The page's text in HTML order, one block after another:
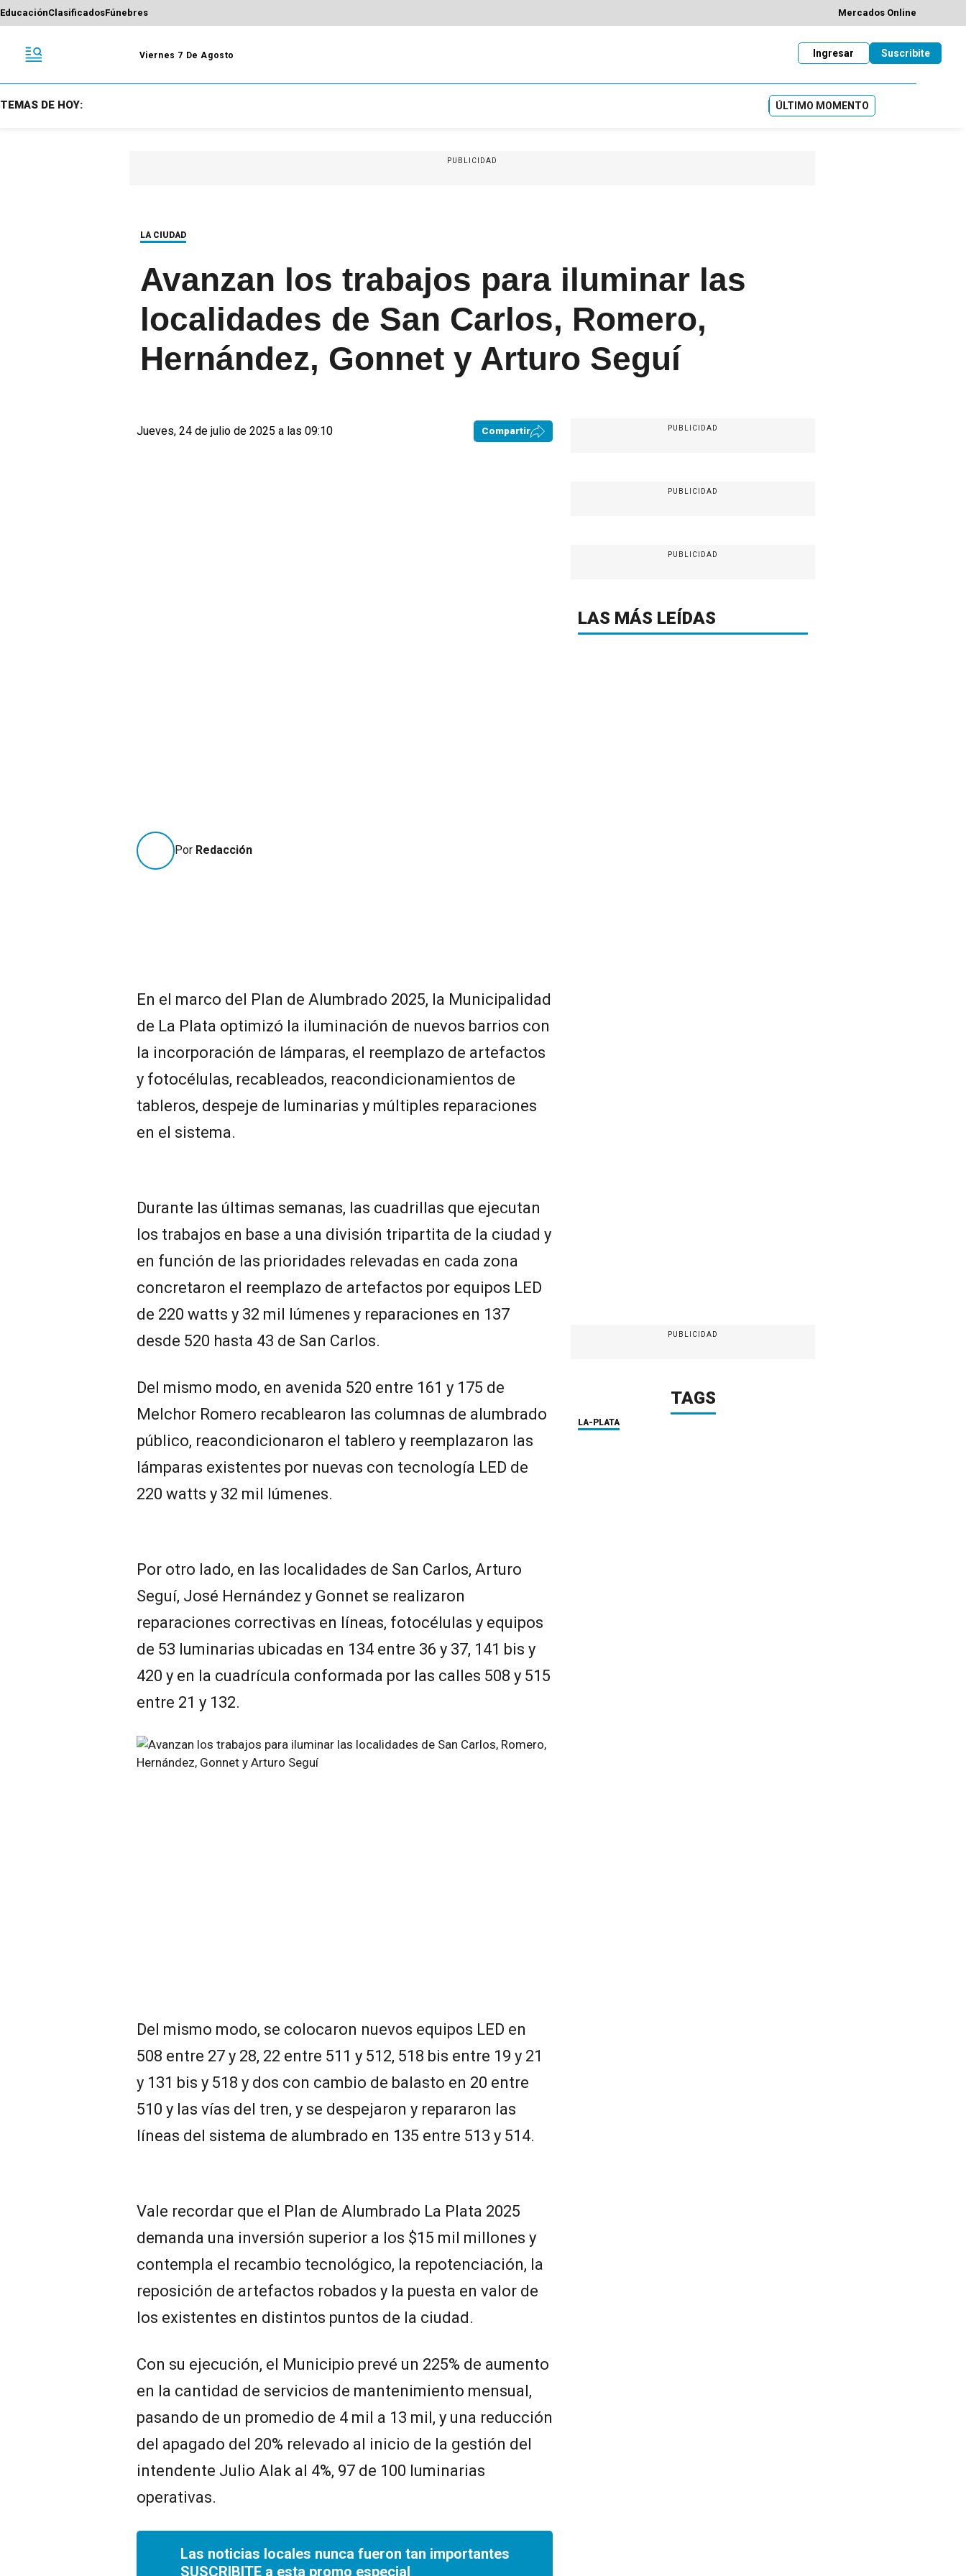
EducaciónClasificadosFúnebres Mercados Online
Viernes 7 De Agosto Suscribite
Ingresar
TEMAS DE HOY: ÚLTIMO MOMENTO
PUBLICIDAD
LA CIUDAD
Avanzan los trabajos para iluminar las
localidades de San Carlos, Romero,
Hernández, Gonnet y Arturo Seguí
Jueves, 24 de julio de 2025 a las 09:10 Compartir
Por Redacción
En el marco del Plan de Alumbrado 2025, la Municipalidad
de La Plata optimizó la iluminación de nuevos barrios con
la incorporación de lámparas, el reemplazo de artefactos
y fotocélulas, recableados, reacondicionamientos de
tableros, despeje de luminarias y múltiples reparaciones
en el sistema.
Durante las últimas semanas, las cuadrillas que ejecutan
los trabajos en base a una división tripartita de la ciudad y
en función de las prioridades relevadas en cada zona
concretaron el reemplazo de artefactos por equipos LED
de 220 watts y 32 mil lúmenes y reparaciones en 137
desde 520 hasta 43 de San Carlos.
Del mismo modo, en avenida 520 entre 161 y 175 de
Melchor Romero recablearon las columnas de alumbrado
público, reacondicionaron el tablero y reemplazaron las
lámparas existentes por nuevas con tecnología LED de
220 watts y 32 mil lúmenes.
Por otro lado, en las localidades de San Carlos, Arturo
Seguí, José Hernández y Gonnet se realizaron
reparaciones correctivas en líneas, fotocélulas y equipos
de 53 luminarias ubicadas en 134 entre 36 y 37, 141 bis y
420 y en la cuadrícula conformada por las calles 508 y 515
entre 21 y 132.
Del mismo modo, se colocaron nuevos equipos LED en
508 entre 27 y 28, 22 entre 511 y 512, 518 bis entre 19 y 21
y 131 bis y 518 y dos con cambio de balasto en 20 entre
510 y las vías del tren, y se despejaron y repararon las
líneas del sistema de alumbrado en 135 entre 513 y 514.
Vale recordar que el Plan de Alumbrado La Plata 2025
demanda una inversión superior a los $15 mil millones y
contempla el recambio tecnológico, la repotenciación, la
reposición de artefactos robados y la puesta en valor de
los existentes en distintos puntos de la ciudad.
Con su ejecución, el Municipio prevé un 225% de aumento
en la cantidad de servicios de mantenimiento mensual,
pasando de un promedio de 4 mil a 13 mil, y una reducción
del apagado del 20% relevado al inicio de la gestión del
intendente Julio Alak al 4%, 97 de 100 luminarias
operativas.
Las noticias locales nunca fueron tan importantes
SUSCRIBITE a esta promo especial
PUBLICIDAD
PUBLICIDAD
PUBLICIDAD
LAS MÁS LEÍDAS
PUBLICIDAD
TAGS
LA-PLATA